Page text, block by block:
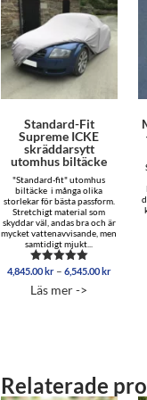
Standard-Fit
Supreme ICKE
skräddarsytt
utomhus biltäcke
"Standard-fit" utomhus
biltäcke i många olika
storlekar för bästa passform.
Stretchigt material som
skyddar väl, andas bra och är
mycket vattenavvisande, men
samtidigt mjukt...
Betygsatt
av 5
4,845.00kr – 6,545.00kr
Läs mer ->
Relaterade